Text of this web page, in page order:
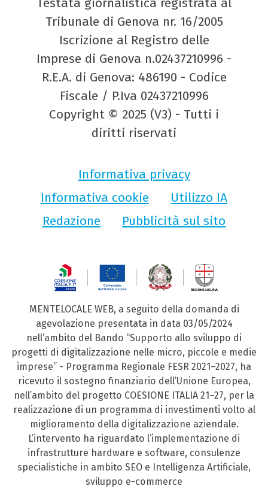
Tribunale di Genova nr. 16/2005
Iscrizione al Registro delle
Imprese di Genova n.02437210996 -
R.E.A. di Genova: 486190 - Codice
Fiscale / P.Iva 02437210996
Copyright © 2025 (V3) - Tutti i
diritti riservati
Informativa privacy
Informativa cookie
Utilizzo IA
Redazione
Pubblicità sul sito
MENTELOCALE WEB, a seguito della domanda di
agevolazione presentata in data 03/05/2024
nell’ambito del Bando “Supporto allo sviluppo di
progetti di digitalizzazione nelle micro, piccole e medie
imprese” - Programma Regionale FESR 2021–2027, ha
ricevuto il sostegno finanziario dell’Unione Europea,
nell’ambito del progetto COESIONE ITALIA 21–27, per la
realizzazione di un programma di investimenti volto al
miglioramento della digitalizzazione aziendale.
L’intervento ha riguardato l’implementazione di
infrastrutture hardware e software, consulenze
specialistiche in ambito SEO e Intelligenza Artificiale,
sviluppo e-commerce